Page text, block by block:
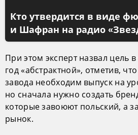
Кто утвердится в виде
и Шафран на радио
При этом эксперт назвал цель
год «абстрактной», отметив,
завода необходим выпуск на
но сначала нужно создать
которые завоюют польский, а
рынок.